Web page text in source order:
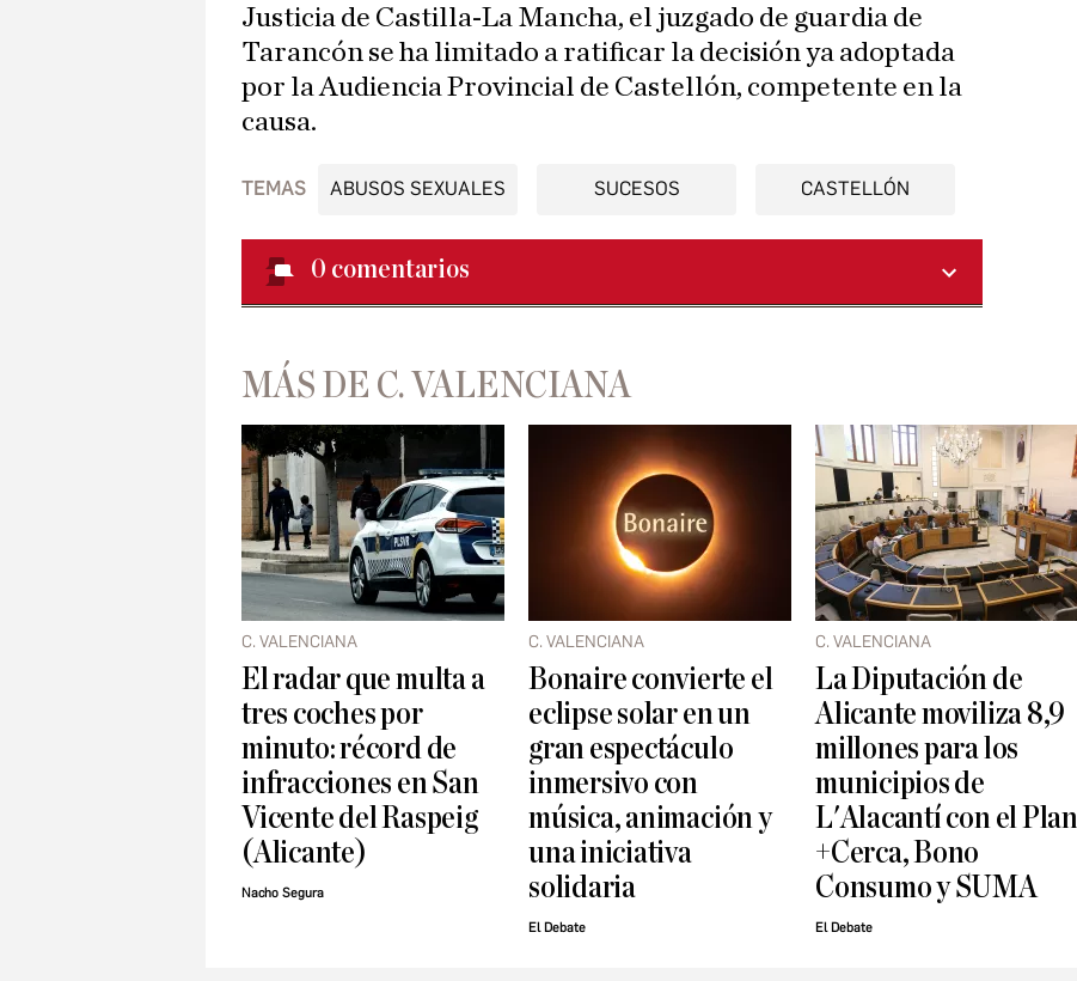
Justicia de Castilla-La Mancha, el juzgado de guardia de
Tarancón se ha limitado a ratificar la decisión ya adoptada
por la Audiencia Provincial de Castellón, competente en la
causa.
TEMAS ABUSOS SEXUALES SUCESOS CASTELLÓN
0 comentarios
MÁS DE C. VALENCIANA
C. VALENCIANA
El radar que multa a
tres coches por
minuto: récord de
infracciones en San
Vicente del Raspeig
(Alicante)
Nacho Segura
C. VALENCIANA
Bonaire convierte el
eclipse solar en un
gran espectáculo
inmersivo con
música, animación y
una iniciativa
solidaria
El Debate
C. VALENCIANA
La Diputación de
Alicante moviliza 8,9
millones para los
municipios de
L'Alacantí con el Plan
+Cerca, Bono
Consumo y SUMA
El Debate